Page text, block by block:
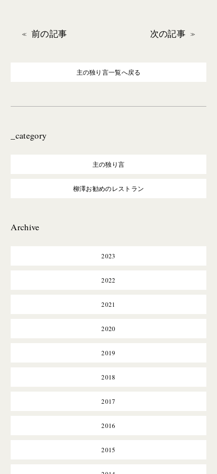
前の記事 次の記事
主の独り言一覧へ戻る
_category
主の独り言
柳澤お勧めのレストラン
Archive
2023
2022
2021
2020
2019
2018
2017
2016
2015